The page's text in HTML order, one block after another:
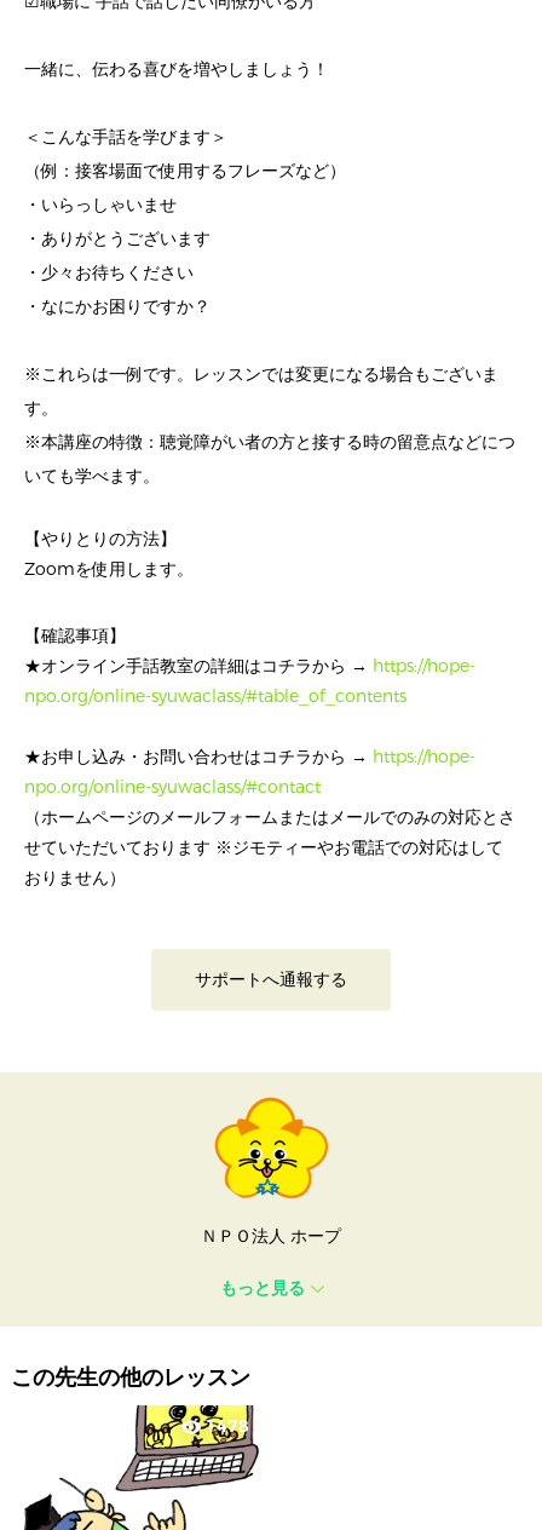
一緒に、伝わる喜びを増やしましょう！
＜こんな手話を学びます＞
（例：接客場面で使用するフレーズなど）
・いらっしゃいませ
・ありがとうございます
・少々お待ちください
・なにかお困りですか？
※これらは一例です。レッスンでは変更になる場合もございま
す。
※本講座の特徴：聴覚障がい者の方と接する時の留意点などにつ
いても学べます。
【やりとりの方法】
Zoomを使用します。
【確認事項】
★オンライン手話教室の詳細はコチラから → https://hope-
npo.org/online-syuwaclass/#table_of_contents
★お申し込み・お問い合わせはコチラから → https://hope-
npo.org/online-syuwaclass/#contact
（ホームページのメールフォームまたはメールでのみの対応とさ
せていただいております ※ジモティーやお電話での対応はして
おりません）
サポートへ通報する
ＮＰＯ法人 ホープ
もっと見る
この先生の他のレッスン
visibility1478